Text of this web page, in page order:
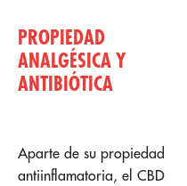
PROPIEDAD
ANALGÉSICA Y
ANTIBIÓTICA
Aparte de su propiedad
antiinflamatoria, el CBD